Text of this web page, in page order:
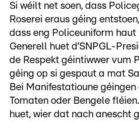
Si wéilt net soen, dass
Roserei eraus géing
dass eng Policeuniform
Generell huet d’SNPGL-
de Respekt géintiwwer vum
géing op si gespaut a mat
Bei Manifestatioune
Tomaten oder Bengele
huet, wier dat nach anescht